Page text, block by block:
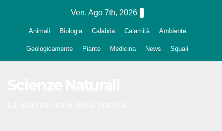
Ven. Ago 7th, 2026
Animali Biologia Calabria Calamità Ambiente
Geologicamente Piante Medicina News Squali